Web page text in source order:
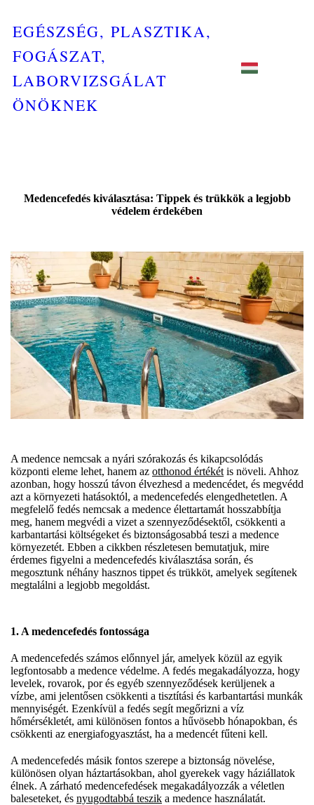
EGÉSZSÉG, PLASZTIKA,
FOGÁSZAT,
LABORVIZSGÁLAT
ÖNÖKNEK
Medencefedés kiválasztása: Tippek és trükkök a legjobb
védelem érdekében
A medence nemcsak a nyári szórakozás és kikapcsolódás
központi eleme lehet, hanem az otthonod értékét is növeli. Ahhoz
azonban, hogy hosszú távon élvezhesd a medencédet, és megvédd
azt a környezeti hatásoktól, a medencefedés elengedhetetlen. A
megfelelő fedés nemcsak a medence élettartamát hosszabbítja
meg, hanem megvédi a vizet a szennyeződésektől, csökkenti a
karbantartási költségeket és biztonságosabbá teszi a medence
környezetét. Ebben a cikkben részletesen bemutatjuk, mire
érdemes figyelni a medencefedés kiválasztása során, és
megosztunk néhány hasznos tippet és trükköt, amelyek segítenek
megtalálni a legjobb megoldást.
1. A medencefedés fontossága
A medencefedés számos előnnyel jár, amelyek közül az egyik
legfontosabb a medence védelme. A fedés megakadályozza, hogy
levelek, rovarok, por és egyéb szennyeződések kerüljenek a
vízbe, ami jelentősen csökkenti a tisztítási és karbantartási munkák
mennyiségét. Ezenkívül a fedés segít megőrizni a víz
hőmérsékletét, ami különösen fontos a hűvösebb hónapokban, és
csökkenti az energiafogyasztást, ha a medencét fűteni kell.
A medencefedés másik fontos szerepe a biztonság növelése,
különösen olyan háztartásokban, ahol gyerekek vagy háziállatok
élnek. A zárható medencefedések megakadályozzák a véletlen
baleseteket, és nyugodtabbá teszik a medence használatát.